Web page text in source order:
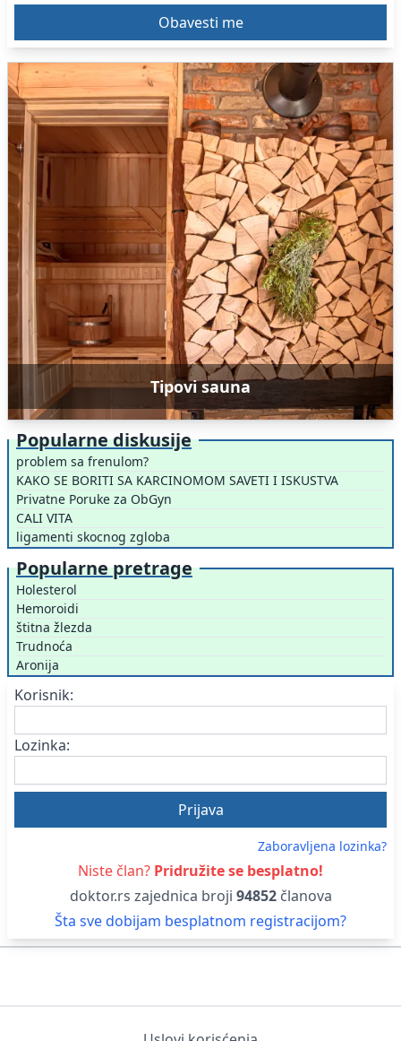
Tipovi sauna
Popularne diskusije
problem sa frenulom?
KAKO SE BORITI SA KARCINOMOM SAVETI I ISKUSTVA
Privatne Poruke za ObGyn
CALI VITA
ligamenti skocnog zgloba
Popularne pretrage
Holesterol
Hemoroidi
štitna žlezda
Trudnoća
Aronija
Korisnik:
Lozinka:
Zaboravljena lozinka?
Niste član? Pridružite se besplatno!
doktor.rs zajednica broji 94852članova
Šta sve dobijam besplatnom registracijom?